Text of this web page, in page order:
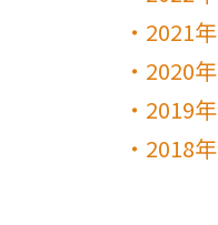
2021年
2020年
2019年
2018年